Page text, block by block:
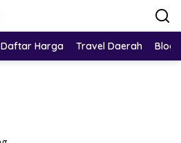
Daftar Harga Travel Daerah Blog